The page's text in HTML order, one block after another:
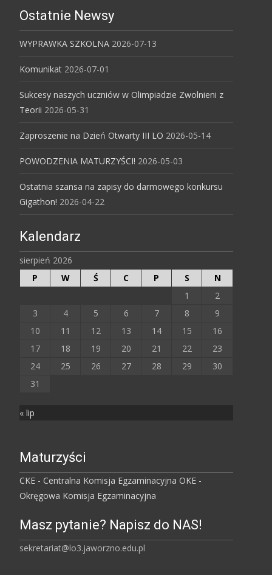
Ostatnie Newsy
WYPRAWKA SZKOLNA 2026-07-13
Komunikat 2026-07-01
Sukcesy naszych uczniów w Olimpiadzie Zwolnieni z
Teorii 2026-05-31
Zaproszenie na Dzień Otwarty III LO 2026-05-14
POWODZENIA MATURZYŚCI! 2026-05-03
Ostatnia szansa na zapisy do darmowego konkursu
Gigathon! 2026-04-22
Kalendarz
sierpień 2026
P
W Ś C P S
N
1
2
3
4 5 6 7 8
9
10
11 12 13 14 15
16
17
18 19 20 21 22
23
24
25 26 27 28 29
30
31
« lip
Maturzyści
CKE - Centralna Komisja Egzaminacyjna OKE -
Okręgowa Komisja Egzaminacyjna
Masz pytanie? Napisz do NAS!
sekretariat@lo3.jaworzno.edu.pl